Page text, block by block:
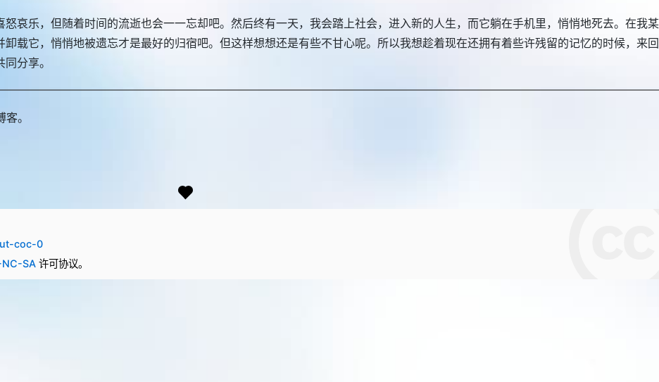
哀乐，但随着时间的流逝也会一一忘却吧。然后终有一天，我会踏上社会，进入新的人生，而它躺在手机里，悄悄地死去。在我某
载它，悄悄地被遗忘才是最好的归宿吧。但这样想想还是有些不甘心呢。所以我想趁着现在还拥有着些许残留的记忆的时候，来回
分享。
。
coc-0
NC-SA 许可协议。